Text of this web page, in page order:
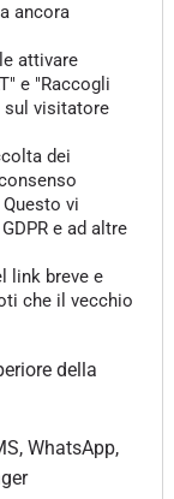
ancora
attivare
e "Raccogli
sul visitatore
dei
vi
e ad altre
link breve e
che il vecchio
della
WhatsApp,